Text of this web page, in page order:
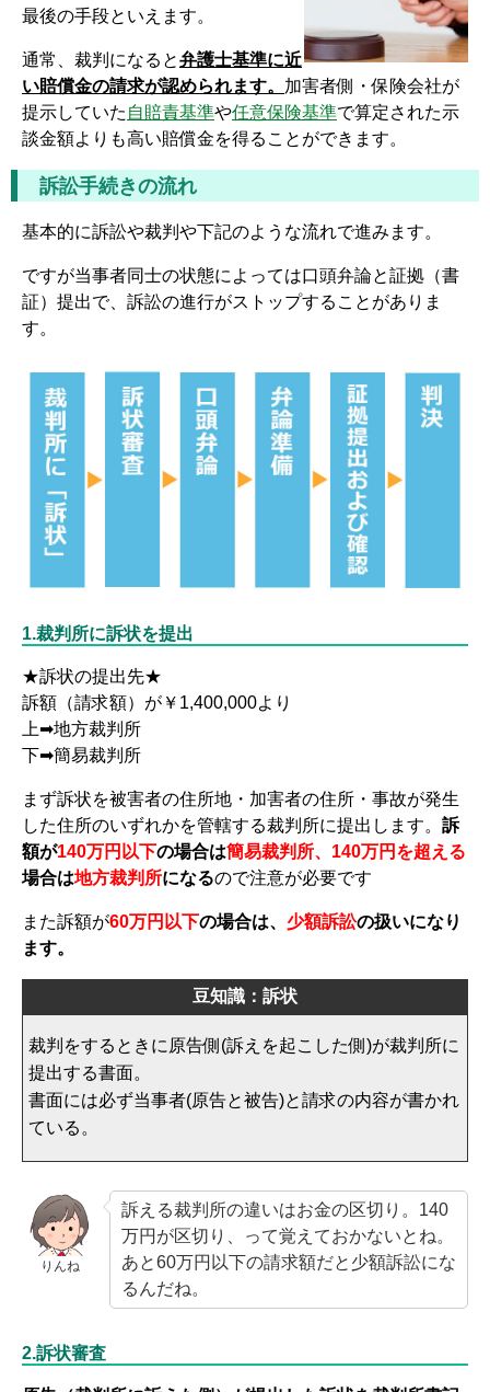
最後の手段といえます。
通常、裁判になると弁護士基準に近
い賠償金の請求が認められます。 加害者側・保険会社が
提示していた 自賠責基準や任意保険基準で算定された示
談金額よりも高い賠償金を得ることができます。
訴訟手続きの流れ
基本的に訴訟や裁判や下記のような流れで進みます。
ですが当事者同士の状態によっては口頭弁論と証拠（書
証）提出で、訴訟の進行がストップすることがありま
す。
1.裁判所に訴状を提出
★訴状の提出先★
訴額（請求額）が￥1,400,000より
上➡地方裁判所
下➡簡易裁判所
まず訴状を被害者の住所地・加害者の住所・事故が発生
した住所のいずれかを管轄する裁判所に提出します。 訴
額が140万円以下の場合は簡易裁判所、140万円を超える
場合は地方裁判所になるので注意が必要です
また訴額が60万円以下の場合は、 少額訴訟の扱いになり
ます。
豆知識：訴状
裁判をするときに原告側(訴えを起こした側)が裁判所に
提出する書面。
書面には必ず当事者(原告と被告)と請求の内容が書かれ
ている。
りんね
訴える裁判所の違いはお金の区切り。140
万円が区切り、って覚えておかないとね。
あと60万円以下の請求額だと少額訴訟にな
るんだね。
2.訴状審査